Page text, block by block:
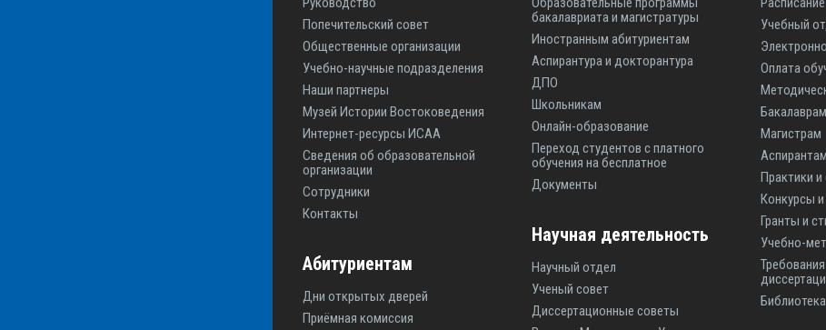
Попечительский совет
Общественные организации
Учебно-научные подразделения
Наши партнеры
Музей Истории Востоковедения
Интернет-ресурсы ИСАА
Сведения об образовательной
организации
Сотрудники
Контакты
Абитуриентам
Дни открытых дверей
Приёмная комиссия
бакалавриата и магистратуры
Иностранным абитуриентам
Аспирантура и докторантура
ДПО
Школьникам
Онлайн-образование
Переход студентов с платного
обучения на бесплатное
Документы
Научная деятельность
Научный отдел
Ученый совет
Диссертационные советы
Учебный
Оплата
Бакалаврам
Магистрам
Аспирантам
Практики
Конкурсы
Гранты и
Учебно-
Библиотека